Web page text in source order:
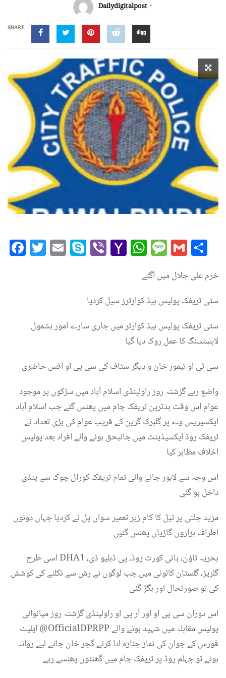
Dailydigitalpost
SHARE
Facebook
Twitter
EmailSkype
ViberYahoo
Mail
خرم علی جلال میں آگئے
‏سٹی ٹریفک پولیس ہیڈ کوارٹرز سیل کردیا
‏سٹی ٹریفک پولیس ہیڈ کوارٹر میں جاری سارے امور بشمول
لاہسنسنگ کا عمل روک دیا گیا
‏سی ٹی او تیمور خان و دیگر سٹاف کی سی پی او آفس حاضری
‏واضع رہے گزشتہ روز راولپنڈی اسلام آباد میں سڑکوں پر موجود
عوام اس وقت بدترین ٹریفک جام میں پھنس گئے جب اسلام آباد
ایکسپریس وے پر گلبرک گرین کے ‏قریب عوام کی بڑی تعداد نے
ٹریفک روڈ ایکسیڈینٹ میں جانبحق ہونے والے افراد بعد پولیس
اخلاف مظاہر کیا
‏اس وجہ سے لاہور جانے والی تمام ٹریفک کورال چوک سے پنڈی
داخل ہو گئی
‏مزید جلتی پر تیل کا کام زیر تعمیر سواں پل نے کردیا جہاں دونوں
اطراف ہزاروں گاڑیاں پھنس گئیں
‏اسی طرح DHA1 ‏بحریہ ٹاؤن، ہائی کورٹ روڈ، پی ڈبلیو ڈی،
گلریز، گلستان کالونی میں جب لوگوں نے رش سے نکلنے کی کوشش
کی تو صورتحال اور بگڑ گئی
‏اس دوران سی پی او اور آر پی او راولپنڈی گزشتہ روز میانوالی
پولیس مقابلہ میں شہید ہونے والے ⁦‪@OfficialDPRPP‬⁩ ایلیٹ
فورس کے جوان کی نماز جنازہ ادا کرنے گجر خان جانے لیے روانہ
ہوئے تو جہلم روڈ پر ٹریفک جام میں گھنٹوں پھنسے رہے